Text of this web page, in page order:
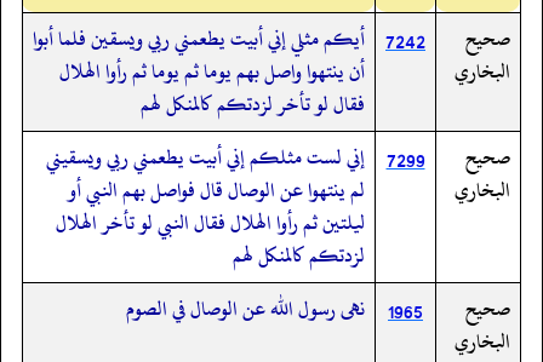
صحيح
البخاري
7242 أيكم مثلي إني أبيت يطعمني ربي ويسقين فلما أبوا
أن ينتهوا واصل بهم يوما ثم يوما ثم رأوا الهلال
فقال لو تأخر لزدتكم كالمنكل لهم
صحيح
البخاري
7299 إني لست مثلكم إني أبيت يطعمني ربي ويسقيني
لم ينتهوا عن الوصال قال فواصل بهم النبي أو
ليلتين ثم رأوا الهلال فقال النبي لو تأخر الهلال
لزدتكم كالمنكل لهم
صحيح
البخاري
1965 نهى رسول الله عن الوصال في الصوم